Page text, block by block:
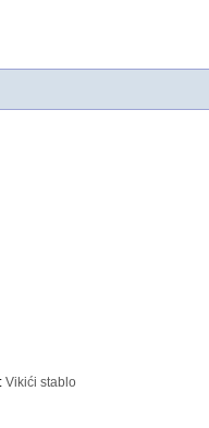
Vikići stablo